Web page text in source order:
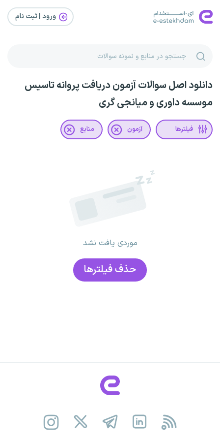
ورود | ثبت‌ نام
دانلود اصل سوالات آزمون دریافت پروانه تاسیس
موسسه داوری و میانجی گری
فیلترها آزمون منابع
موردی یافت نشد
حذف فیلتر‌ها